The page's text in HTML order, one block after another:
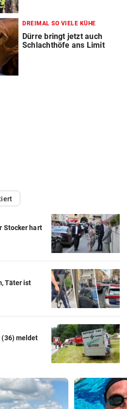
DREIMAL SO VIELE KÜHE
Dürre bringt jetzt auch
Schlachthöfe ans Limit
Stocker hart
Täter ist
meldet